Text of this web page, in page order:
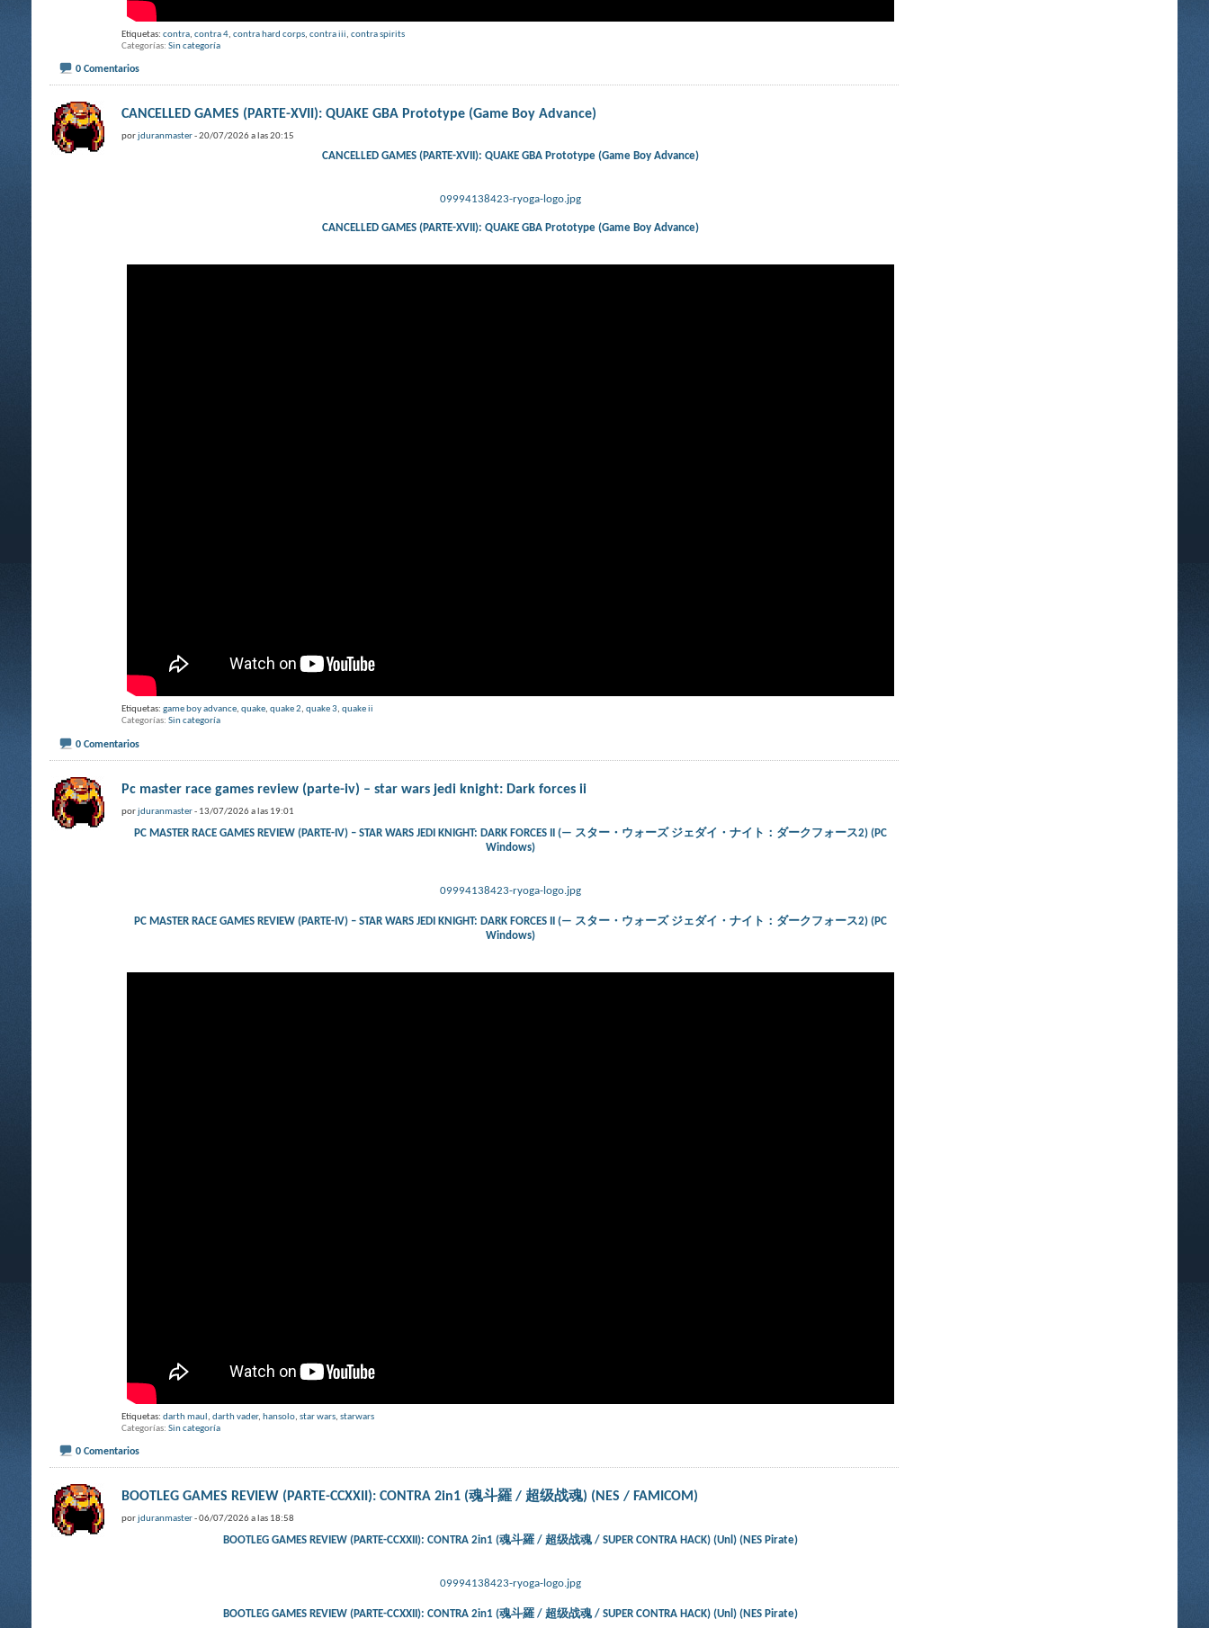
Etiquetas: contra, contra 4, contra hard corps, contra iii, contra spirits
Categorías Sin categoría
0 Comentarios
CANCELLED GAMES (PARTE-XVII): QUAKE GBA Prototype (Game Boy Advance)
porjduranmaster- 20/07/2026 a las 20:15
CANCELLED GAMES (PARTE-XVII): QUAKE GBA Prototype (Game Boy Advance)
09994138423-ryoga-logo.jpg
CANCELLED GAMES (PARTE-XVII): QUAKE GBA Prototype (Game Boy Advance)
Etiquetas: game boy advance, quake, quake 2, quake 3, quake ii
Categorías Sin categoría
0 Comentarios
Pc master race games review (parte-iv) – star wars jedi knight: Dark forces ii
porjduranmaster- 13/07/2026 a las 19:01
PC MASTER RACE GAMES REVIEW (PARTE-IV) – STAR WARS JEDI KNIGHT: DARK FORCES II (— スター・ウォーズ ジェダイ・ナイト：ダークフォース2) (PC
Windows)
09994138423-ryoga-logo.jpg
PC MASTER RACE GAMES REVIEW (PARTE-IV) – STAR WARS JEDI KNIGHT: DARK FORCES II (— スター・ウォーズ ジェダイ・ナイト：ダークフォース2) (PC
Windows)
Etiquetas: darth maul , darth vader, hansolo, star wars, starwars
Categorías Sin categoría
0 Comentarios
BOOTLEG GAMES REVIEW (PARTE-CCXXII): CONTRA 2in1 (魂斗羅 / 超级战魂) (NES / FAMICOM)
porjduranmaster- 06/07/2026 a las 18:58
BOOTLEG GAMES REVIEW (PARTE-CCXXII): CONTRA 2in1 (魂斗羅 / 超级战魂 / SUPER CONTRA HACK) (Unl) (NES Pirate)
09994138423-ryoga-logo.jpg
BOOTLEG GAMES REVIEW (PARTE-CCXXII): CONTRA 2in1 (魂斗羅 / 超级战魂 / SUPER CONTRA HACK) (Unl) (NES Pirate)